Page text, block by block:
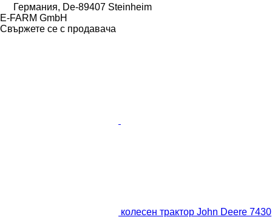
Германия, De-89407 Steinheim
E-FARM GmbH
Свържете се с продавача
колесен трактор John Deere 7430